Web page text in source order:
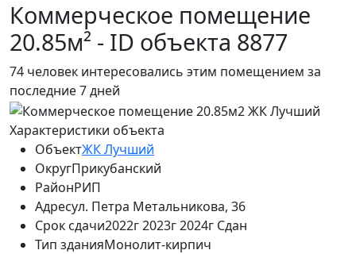
Коммерческое помещение
20.85м² - ID объекта 8877
74 человек интересовались этим помещением за
последние 7 дней
Характеристики объекта
ОбъектЖК Лучший
ОкругПрикубанский
РайонРИП
Адресул. Петра Метальникова, 36
Срок сдачи2022г 2023г 2024г Сдан
Тип зданияМонолит-кирпич